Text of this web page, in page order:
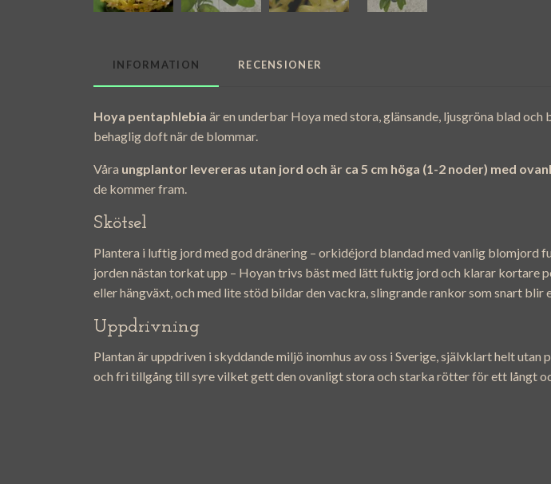
INFORMATION RECENSIONER
Hoya pentaphlebia är en underbar Hoya med stora, glänsande, ljusgröna blad
behaglig doft när de blommar.
Våra ungplantor levereras utan jord och är ca 5 cm höga (1-2 noder) med
de kommer fram.
Skötsel
Plantera i luftig jord med god dränering – orkidéjord blandad med vanlig blomjord
jorden nästan torkat upp – Hoyan trivs bäst med lätt fuktig jord och klarar kortare
eller hängväxt, och med lite stöd bildar den vackra, slingrande rankor som snart blir
Uppdrivning
Plantan är uppdriven i skyddande miljö inomhus av oss i Sverige, självklart helt
och fri tillgång till syre vilket gett den ovanligt stora och starka rötter för ett långt